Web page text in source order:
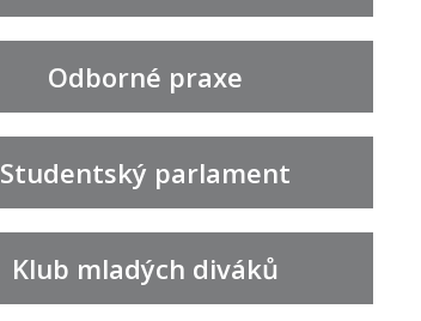
Odborné praxe
Studentský parlament
Klub mladých diváků